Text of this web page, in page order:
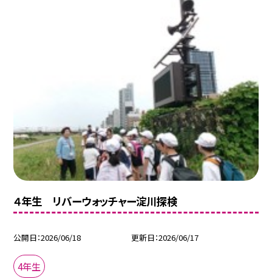
４年生 リバーウォッチャー淀川探検
公開日 2026/06/18 更新日 2026/06/17
4年生